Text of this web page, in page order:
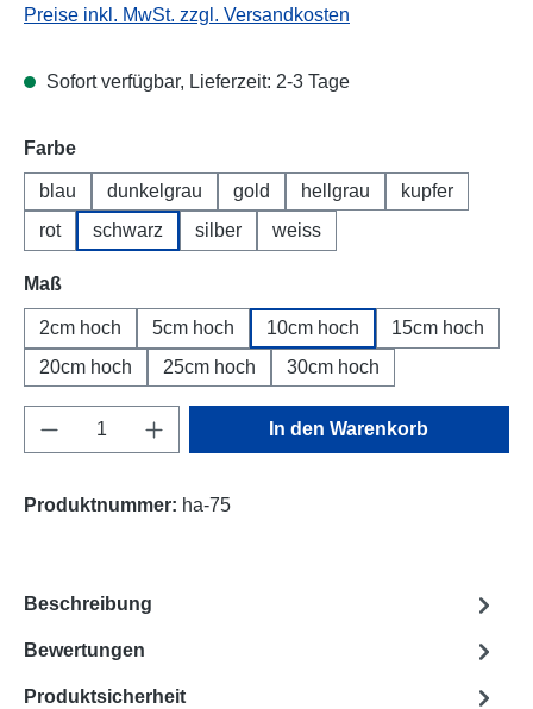
Preise inkl. MwSt. zzgl. Versandkosten
Sofort verfügbar, Lieferzeit: 2-3 Tage
Farbe
blau dunkelgrau gold hellgrau
kupfer
rot
schwarz silber weiss
Maß
2cm hoch 5cm hoch 10cm hoch
15cm hoch
20cm hoch
25cm hoch 30cm hoch
Produkt Anzahl: Gib den gewünschten
In den Warenkorb
Produktnummer: ha-75
Beschreibung
Bewertungen
Produktsicherheit